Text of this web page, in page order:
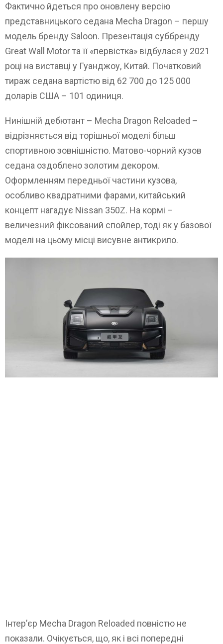
Фактично йдеться про оновлену версію
представницького седана Mecha Dragon – першу
модель бренду Saloon. Презентація суббренду
Great Wall Motor та її «первістка» відбулася у 2021
році на виставці у Гуанджоу, Китай. Початковий
тираж седана вартістю від 62 700 до 125 000
доларів США – 101 одиниця.
Нинішній дебютант – Mecha Dragon Reloaded –
відрізняється від торішньої моделі більш
спортивною зовнішністю. Матово-чорний кузов
седана оздоблено золотим декором.
Оформленням передньої частини кузова,
особливо квадратними фарами, китайський
концепт нагадує Nissan 350Z. На кормі –
величезний фіксований спойлер, тоді як у базової
моделі на цьому місці висувне антикрило.
Інтер’єр Mecha Dragon Reloaded повністю не
показали. Очікується, що, як і всі попередні